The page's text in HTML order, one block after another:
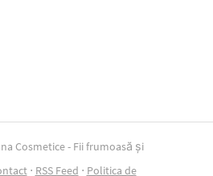
Cosmetice - Fii frumoasă și
⋅ RSS Feed ⋅ Politica de